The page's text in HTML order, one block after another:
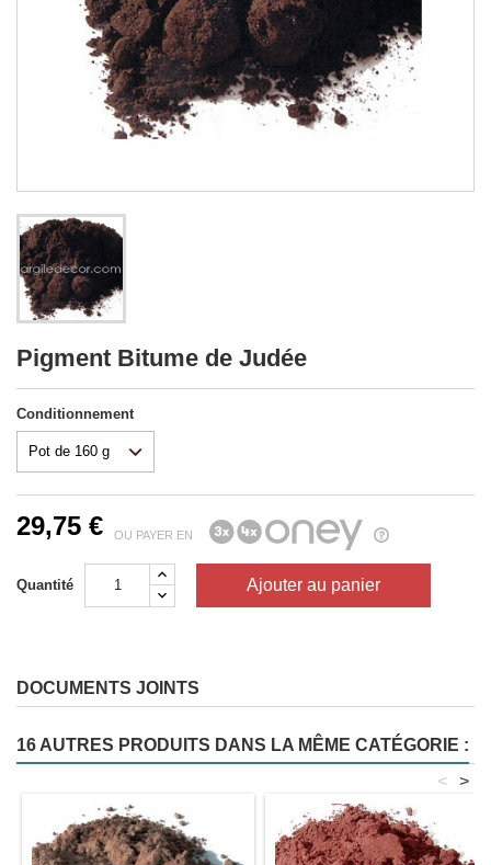
Pigment Bitume de Judée
Conditionnement
29,75 € OU PAYER EN
Quantité Ajouter au panier
DOCUMENTS JOINTS
16 AUTRES PRODUITS DANS LA MÊME CATÉGORIE :
>
<